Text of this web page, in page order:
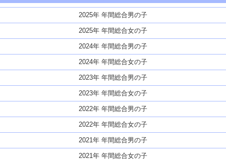
2025年 年間総合男の子
2025年 年間総合女の子
2024年 年間総合男の子
2024年 年間総合女の子
2023年 年間総合男の子
2023年 年間総合女の子
2022年 年間総合男の子
2022年 年間総合女の子
2021年 年間総合男の子
2021年 年間総合女の子